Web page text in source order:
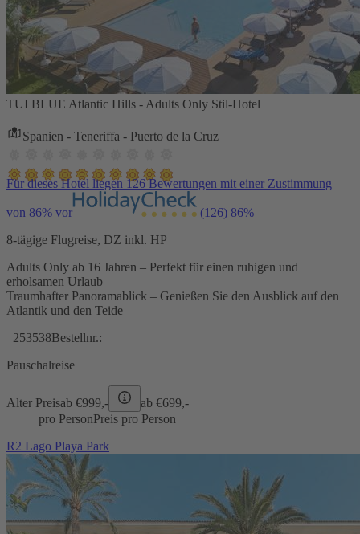
TUI BLUE Atlantic Hills - Adults Only Stil-Hotel
Spanien - Teneriffa - Puerto de la Cruz
Für dieses Hotel liegen 126 Bewertungen mit einer Zustimmung
von 86% vor (126) 86%
8-tägige Flugreise, DZ inkl. HP
Adults Only ab 16 Jahren – Perfekt für einen ruhigen und
erholsamen Urlaub
Traumhafter Panoramablick – Genießen Sie den Ausblick auf den
Atlantik und den Teide
253538Bestellnr.:
Pauschalreise
Alter Preisab €999,- ab €699,-
pro PersonPreis pro Person
R2 Lago Playa Park